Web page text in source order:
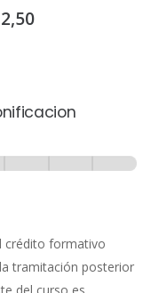
crédito formativo
tramitación posterior